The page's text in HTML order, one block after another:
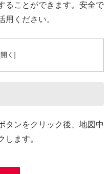
ることができます。安全で
用ください。
タンをクリック後、地図中
します。